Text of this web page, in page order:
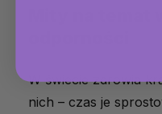
W świecie zdrowia
nich – czas je